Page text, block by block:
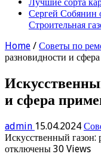
Сергей
Строительная
Home / Советы по
разновидности и
и сфера
admin 15.04.2024
Искусственный газон:
отключены 30 Views